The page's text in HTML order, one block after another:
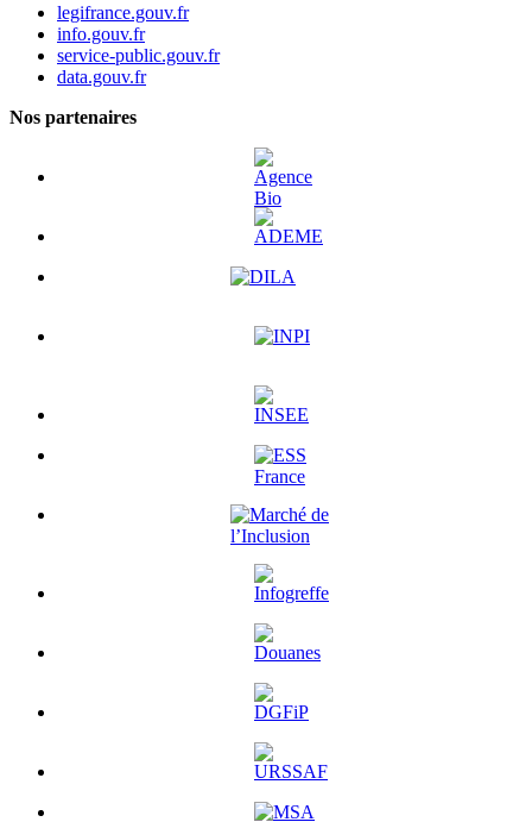
legifrance.gouv.fr
info.gouv.fr
service-public.gouv.fr
data.gouv.fr
Nos partenaires